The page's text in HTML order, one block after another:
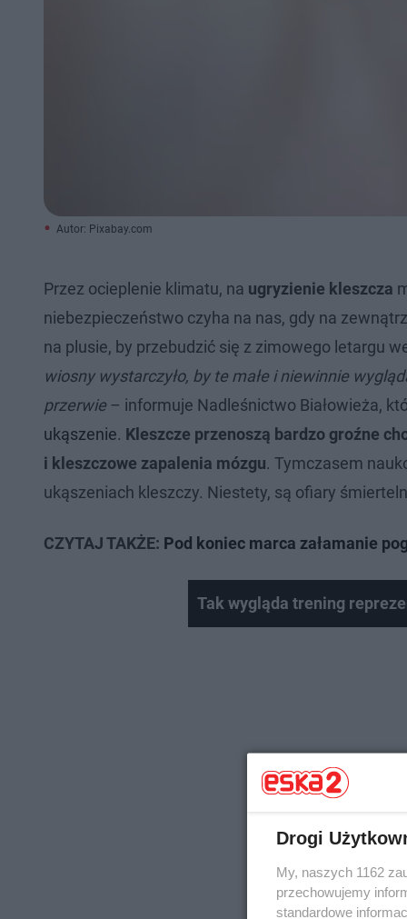
Autor: Pixabay.com
Przez ocieplenie klimatu, na ugryzienie kleszcza
niebezpieczeństwo czyha na nas, gdy na
na plusie, by przebudzić się z zimowego letargu
wiosny wystarczyło, by te małe i niewinnie
przerwie – informuje Nadleśnictwo Białowieża,
ukąszenie. Kleszcze przenoszą bardzo groźne
i kleszczowe zapalenia mózgu. Tymczasem
ukąszeniach kleszczy. Niestety, są ofiary
CZYTAJ TAKŻE: Pod koniec marca załamanie
Tak wygląda trening
Drogi
My, naszych 1162
przechowujemy
standardowe